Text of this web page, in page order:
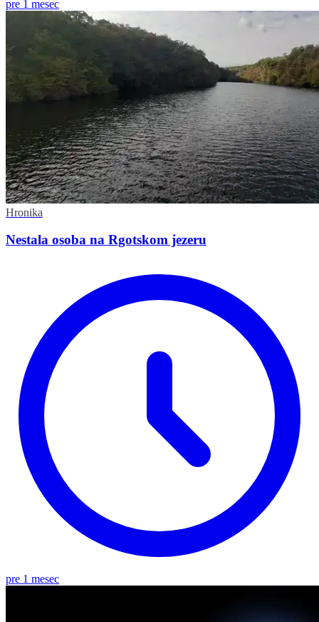
pre 1 mesec
Hronika
Nestala osoba na Rgotskom jezeru
pre 1 mesec